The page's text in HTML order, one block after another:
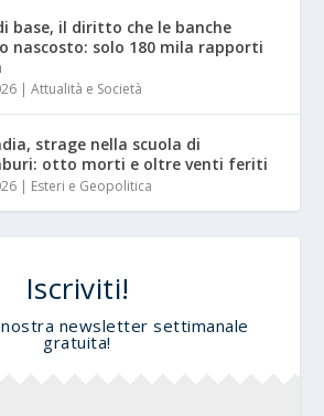
base, il diritto che le banche
nascosto: solo 180 mila rapporti
|Attualità e Società
strage nella scuola di
otto morti e oltre venti feriti
Esteri e Geopolitica
Iscriviti!
newsletter settimanale
gratuita!